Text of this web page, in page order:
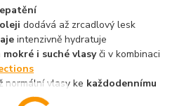
dodává až zrcadlový lesk
intenzivně hydratuje
mokré i suché vlasyči v kombinaci
normální vlasy ke každodennímu